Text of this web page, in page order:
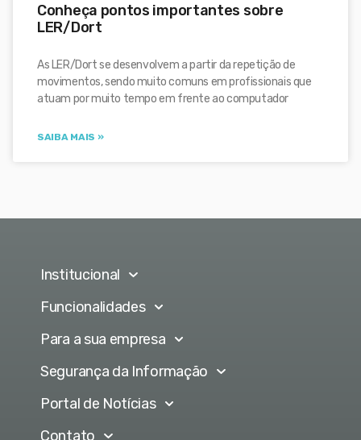
Conheça pontos importantes sobre
LER/Dort
As LER/Dort se desenvolvem a partir da repetição de
movimentos, sendo muito comuns em profissionais que
atuam por muito tempo em frente ao computador
SAIBA MAIS »
Institucional
Funcionalidades
Para a sua empresa
Segurança da Informação
Portal de Notícias
Contato